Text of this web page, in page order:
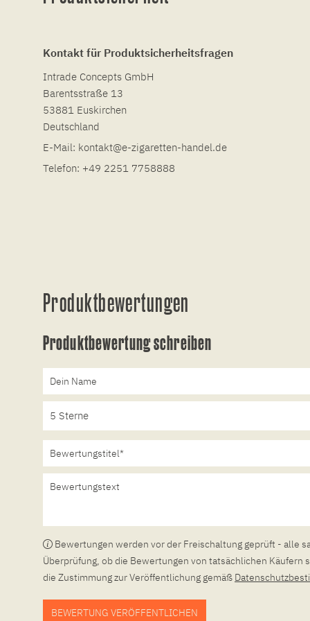
Kontakt für Produktsicherheitsfragen
Intrade Concepts GmbH
Barentsstraße 13
53881 Euskirchen
Deutschland
E-Mail: kontakt@e-zigaretten-handel.de
Telefon: +49 2251 7758888
Produktbewertungen
Produktbewertung schreiben
Bewertungen werden vor der Freischaltung geprüft - alle
Überprüfung, ob die Bewertungen von tatsächlichen
die Zustimmung zur Veröffentlichung gemäß
BEWERTUNG VERÖFFENTLICHEN